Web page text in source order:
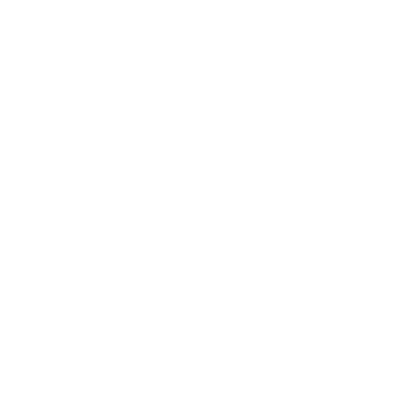
no mercado. Assim, com a
Sudeste, por concentrar sozinha
estabelecimentos; Nordeste
menos — apenas 62.521 —